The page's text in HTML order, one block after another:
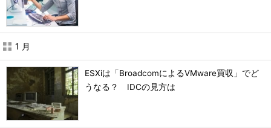
1 月
ESXiは「BroadcomによるVMware買収」でど
うなる？ IDCの見方は